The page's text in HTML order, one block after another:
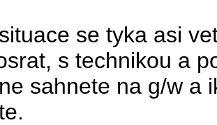
se tyka asi
s technikou a
sahnete na g/w a